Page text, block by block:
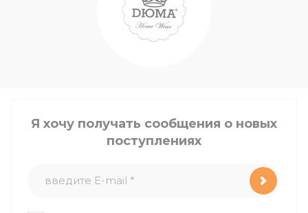
Я хочу получать сообщения о новых
поступлениях